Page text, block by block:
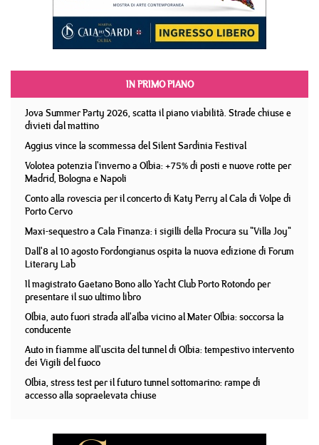
IN PRIMO PIANO
Jova Summer Party 2026, scatta il piano viabilità. Strade chiuse e
divieti dal mattino
Aggius vince la scommessa del Silent Sardinia Festival
Volotea potenzia l'inverno a Olbia: +75% di posti e nuove rotte per
Madrid, Bologna e Napoli
Conto alla rovescia per il concerto di Katy Perry al Cala di Volpe di
Porto Cervo
Maxi-sequestro a Cala Finanza: i sigilli della Procura su "Villa Joy"
Dall'8 al 10 agosto Fordongianus ospita la nuova edizione di Forum
Literary Lab
Il magistrato Gaetano Bono allo Yacht Club Porto Rotondo per
presentare il suo ultimo libro
Olbia, auto fuori strada all'alba vicino al Mater Olbia: soccorsa la
conducente
Auto in fiamme all'uscita del tunnel di Olbia: tempestivo intervento
dei Vigili del fuoco
Olbia, stress test per il futuro tunnel sottomarino: rampe di
accesso alla sopraelevata chiuse